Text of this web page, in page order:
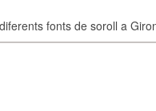
fonts de soroll a